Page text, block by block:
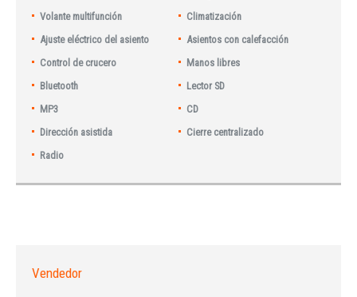
Volante multifunción
Climatización
Ajuste eléctrico del asiento
Asientos con calefacción
Control de crucero
Manos libres
Bluetooth
Lector SD
MP3
CD
Dirección asistida
Cierre centralizado
Radio
Vendedor